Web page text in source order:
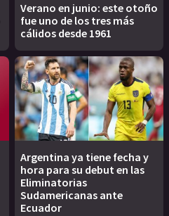
Verano en junio: este otoño
fue uno de los tres más
cálidos desde 1961
Argentina ya tiene fecha y
hora para su debut en las
Eliminatorias
Sudamericanas ante
Ecuador